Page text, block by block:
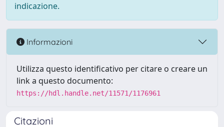
indicazione.
Informazioni
Utilizza questo identificativo per citare o creare un
link a questo documento:
https://hdl.handle.net/11571/1176961
Citazioni